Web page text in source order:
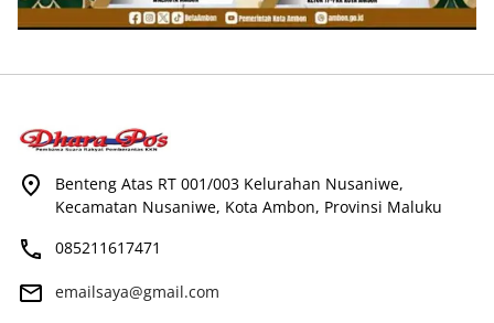
Benteng Atas RT 001/003 Kelurahan Nusaniwe,
Kecamatan Nusaniwe, Kota Ambon, Provinsi Maluku
085211617471
emailsaya@gmail.com